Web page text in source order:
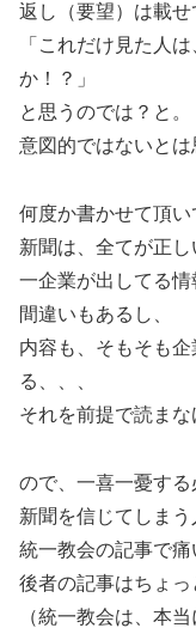
返し（要望）は載せ
「これだけ見た人
か！？」
と思うのでは？と。
意図的ではないとは
何度か書かせて頂い
新聞は、全てが正し
一企業が出してる情
間違いもあるし、
内容も、そもそも
る、、、
それを前提で読まな
ので、一喜一憂する
新聞を信じてしまう
統一教会の記事で痛
後者の記事はちょっ
（統一教会は、本